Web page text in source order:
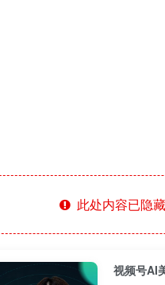
此处内容已隐
视频号AI